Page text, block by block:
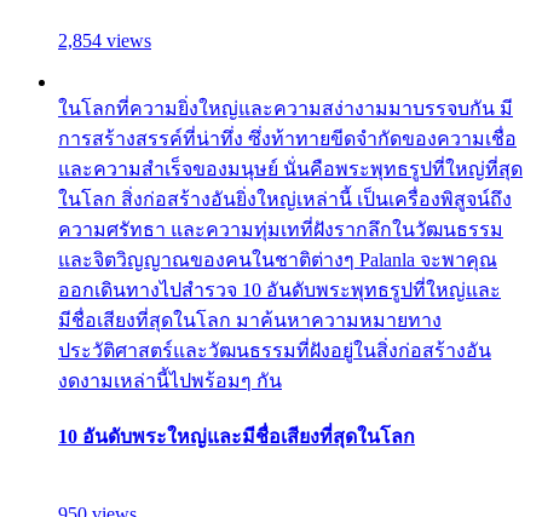
2,854 views
ในโลกที่ความยิ่งใหญ่และความสง่างามมาบรรจบกัน มี
การสร้างสรรค์ที่น่าทึ่ง ซึ่งท้าทายขีดจำกัดของความเชื่อ
และความสำเร็จของมนุษย์ นั่นคือพระพุทธรูปที่ใหญ่ที่สุด
ในโลก สิ่งก่อสร้างอันยิ่งใหญ่เหล่านี้ เป็นเครื่องพิสูจน์ถึง
ความศรัทธา และความทุ่มเทที่ฝังรากลึกในวัฒนธรรม
และจิตวิญญาณของคนในชาติต่างๆ Palanla จะพาคุณ
ออกเดินทางไปสำรวจ 10 อันดับพระพุทธรูปที่ใหญ่และ
มีชื่อเสียงที่สุดในโลก มาค้นหาความหมายทาง
ประวัติศาสตร์และวัฒนธรรมที่ฝังอยู่ในสิ่งก่อสร้างอัน
งดงามเหล่านี้ไปพร้อมๆ กัน
10 อันดับพระใหญ่และมีชื่อเสียงที่สุดในโลก